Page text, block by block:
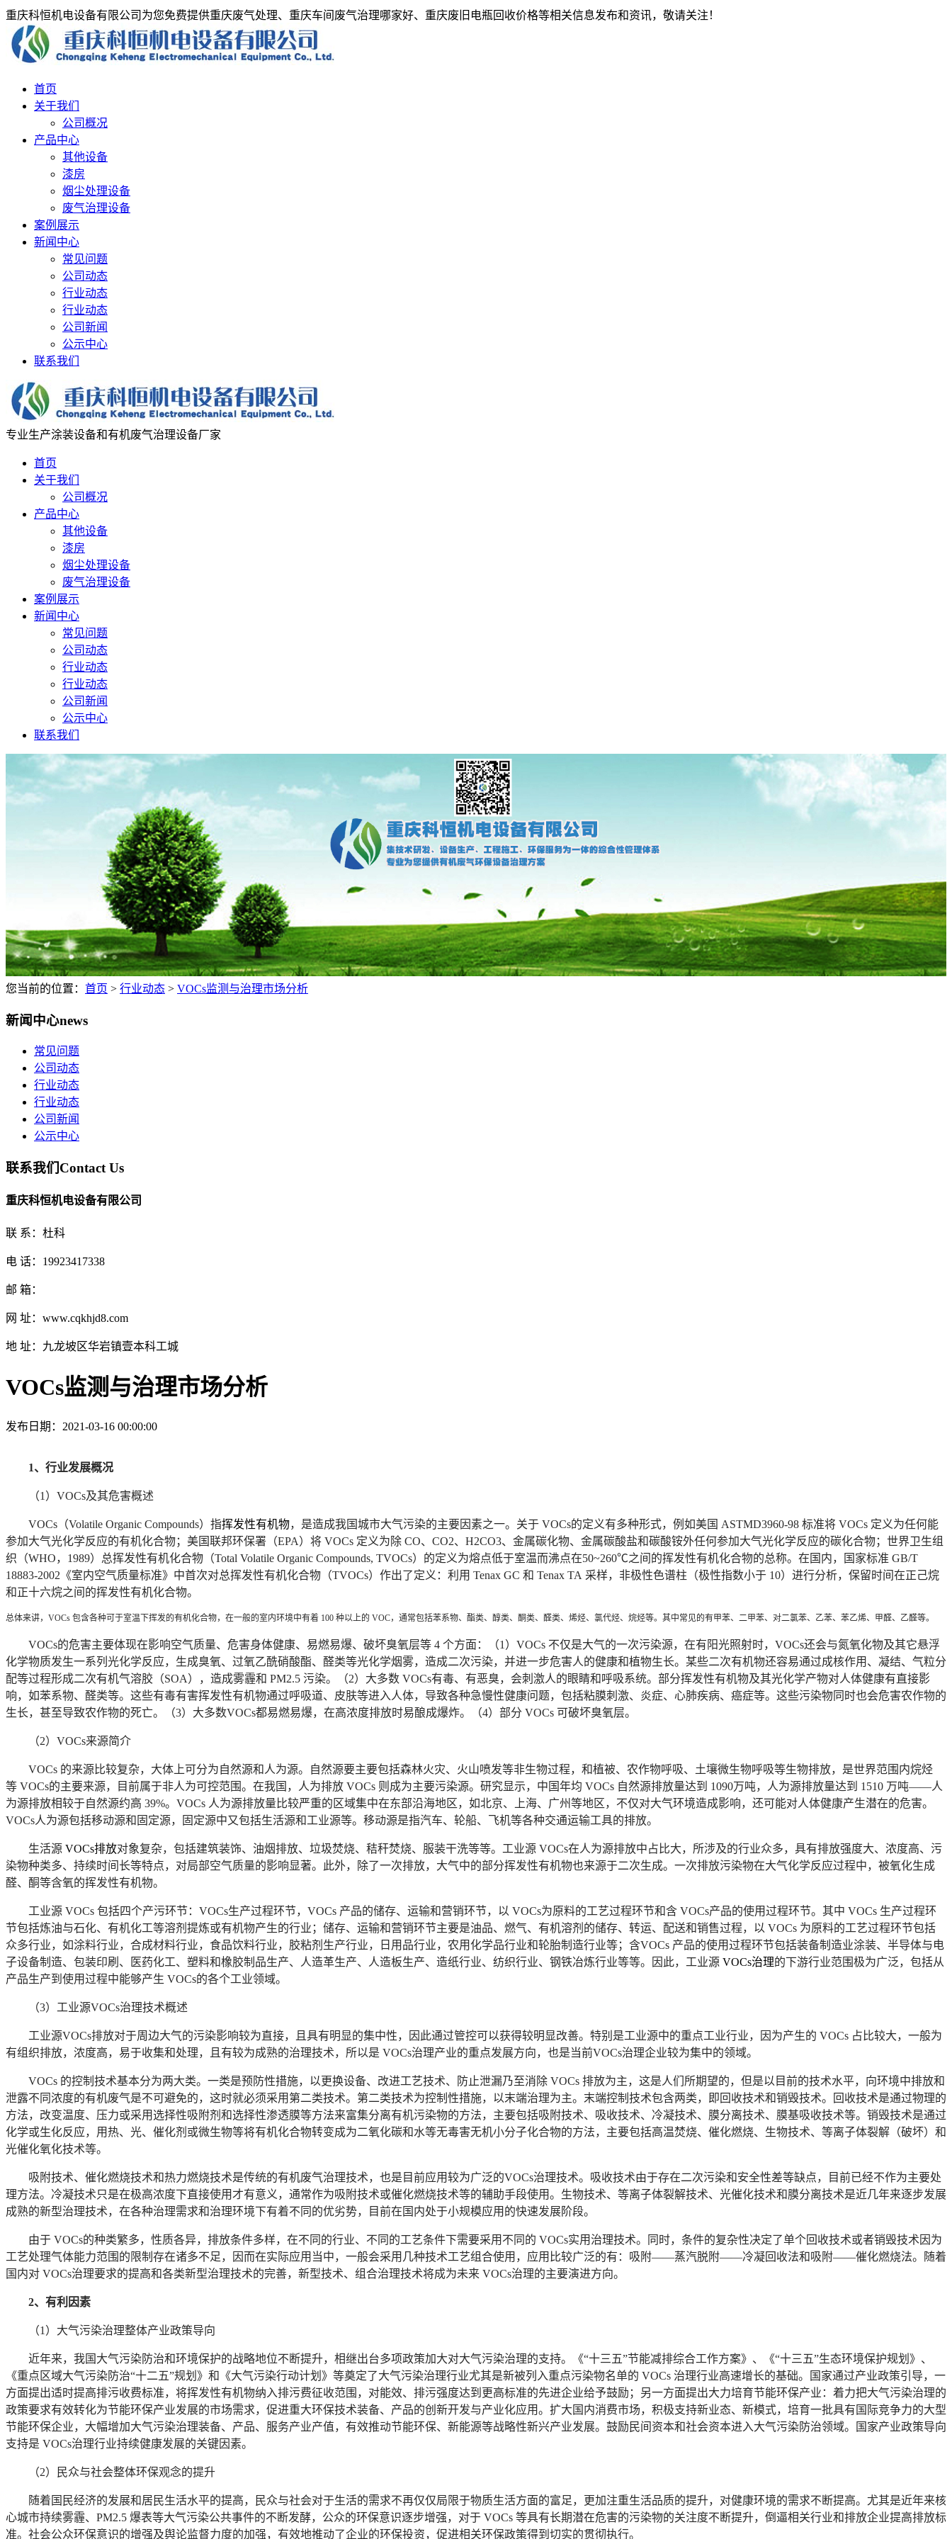
重庆科恒机电设备有限公司为您免费提供重庆废气处理、重庆车间废气治理哪家好、重庆废旧电瓶回收价格等相关信息发布和资讯，敬请关注！
首页
关于我们
公司概况
产品中心
其他设备
漆房
烟尘处理设备
废气治理设备
案例展示
新闻中心
常见问题
公司动态
行业动态
行业动态
公司新闻
公示中心
联系我们
专业生产涂装设备和有机废气治理设备厂家
首页
关于我们
公司概况
产品中心
其他设备
漆房
烟尘处理设备
废气治理设备
案例展示
新闻中心
常见问题
公司动态
行业动态
行业动态
公司新闻
公示中心
联系我们
您当前的位置： 首页 > 行业动态 > VOCs监测与治理市场分析
新闻中心news
常见问题
公司动态
行业动态
行业动态
公司新闻
公示中心
联系我们Contact Us
重庆科恒机电设备有限公司
联 系：杜科
电 话：19923417338
邮 箱：
网 址：www.cqkhjd8.com
地 址：九龙坡区华岩镇壹本科工城
VOCs监测与治理市场分析
发布日期：2021-03-16 00:00:00
1、行业发展概况
（1）VOCs及其危害概述
VOCs （Volatile Organic Compounds）指挥发性有机物，是造成我国城市大气污染的主要因素之一。关于 VOCs的定义有多种形式，例如美国 ASTMD3960-98 标准将 VOCs 定义为任何能
参加大气光化学反应的有机化合物；美国联邦环保署（EPA）将 VOCs 定义为除 CO、CO2、H2CO3、金属碳化物、金属碳酸盐和碳酸铵外任何参加大气光化学反应的碳化合物；世界卫生组
织（WHO，1989）总挥发性有机化合物（Total Volatile Organic Compounds, TVOCs）的定义为熔点低于室温而沸点在50~260℃之间的挥发性有机化合物的总称。在国内，国家标准 GB/T
18883-2002《室内空气质量标准》中首次对总挥发性有机化合物（TVOCs）作出了定义：利用 Tenax GC 和 Tenax TA 采样，非极性色谱柱（极性指数小于 10）进行分析，保留时间在正己烷
和正十六烷之间的挥发性有机化合物。
总体来讲，VOCs 包含各种可于室温下挥发的有机化合物，在一般的室内环境中有着 100 种以上的 VOC，通常包括苯系物、酯类、醇类、酮类、醛类、烯烃、氯代烃、烷烃等。其中常见的有甲苯、二甲苯、对二氯苯、乙苯、苯乙烯、甲醛、乙醛等。
VOCs的危害主要体现在影响空气质量、危害身体健康、易燃易爆、破坏臭氧层等 4 个方面：（1）VOCs 不仅是大气的一次污染源，在有阳光照射时，VOCs还会与氮氧化物及其它悬浮
化学物质发生一系列光化学反应，生成臭氧、过氧乙酰硝酸酯、醛类等光化学烟雾，造成二次污染，并进一步危害人的健康和植物生长。某些二次有机物还容易通过成核作用、凝结、气粒分
配等过程形成二次有机气溶胶（SOA），造成雾霾和 PM2.5 污染。（2）大多数 VOCs有毒、有恶臭，会刺激人的眼睛和呼吸系统。部分挥发性有机物及其光化学产物对人体健康有直接影
响，如苯系物、醛类等。这些有毒有害挥发性有机物通过呼吸道、皮肤等进入人体，导致各种急慢性健康问题，包括粘膜刺激、炎症、心肺疾病、癌症等。这些污染物同时也会危害农作物的
生长，甚至导致农作物的死亡。（3）大多数VOCs都易燃易爆，在高浓度排放时易酿成爆炸。（4）部分 VOCs 可破坏臭氧层。
（2）VOCs来源简介
VOCs 的来源比较复杂，大体上可分为自然源和人为源。自然源要主要包括森林火灾、火山喷发等非生物过程，和植被、农作物呼吸、土壤微生物呼吸等生物排放，是世界范围内烷烃
等 VOCs的主要来源，目前属于非人为可控范围。在我国，人为排放 VOCs 则成为主要污染源。研究显示，中国年均 VOCs 自然源排放量达到 1090万吨，人为源排放量达到 1510 万吨——人
为源排放相较于自然源约高 39%。VOCs 人为源排放量比较严重的区域集中在东部沿海地区，如北京、上海、广州等地区，不仅对大气环境造成影响，还可能对人体健康产生潜在的危害。
VOCs人为源包括移动源和固定源，固定源中又包括生活源和工业源等。移动源是指汽车、轮船、飞机等各种交通运输工具的排放。
生活源 VOCs排放对象复杂，包括建筑装饰、油烟排放、垃圾焚烧、秸秆焚烧、服装干洗等等。工业源 VOCs在人为源排放中占比大，所涉及的行业众多，具有排放强度大、浓度高、污
染物种类多、持续时间长等特点，对局部空气质量的影响显著。此外，除了一次排放，大气中的部分挥发性有机物也来源于二次生成。一次排放污染物在大气化学反应过程中，被氧化生成
醛、酮等含氧的挥发性有机物。
工业源 VOCs 包括四个产污环节：VOCs生产过程环节，VOCs 产品的储存、运输和营销环节，以 VOCs为原料的工艺过程环节和含 VOCs产品的使用过程环节。其中 VOCs 生产过程环
节包括炼油与石化、有机化工等溶剂提炼或有机物产生的行业；储存、运输和营销环节主要是油品、燃气、有机溶剂的储存、转运、配送和销售过程，以 VOCs 为原料的工艺过程环节包括
众多行业，如涂料行业，合成材料行业，食品饮料行业，胶粘剂生产行业，日用品行业，农用化学品行业和轮胎制造行业等；含VOCs 产品的使用过程环节包括装备制造业涂装、半导体与电
子设备制造、包装印刷、医药化工、塑料和橡胶制品生产、人造革生产、人造板生产、造纸行业、纺织行业、钢铁冶炼行业等等。因此，工业源 VOCs治理的下游行业范围极为广泛，包括从
产品生产到使用过程中能够产生 VOCs的各个工业领域。
（3）工业源VOCs治理技术概述
工业源VOCs排放对于周边大气的污染影响较为直接，且具有明显的集中性，因此通过管控可以获得较明显改善。特别是工业源中的重点工业行业，因为产生的 VOCs 占比较大，一般为
有组织排放，浓度高，易于收集和处理，且有较为成熟的治理技术，所以是 VOCs治理产业的重点发展方向，也是当前VOCs治理企业较为集中的领域。
VOCs 的控制技术基本分为两大类。一类是预防性措施，以更换设备、改进工艺技术、防止泄漏乃至消除 VOCs 排放为主，这是人们所期望的，但是以目前的技术水平，向环境中排放和
泄露不同浓度的有机废气是不可避免的，这时就必须采用第二类技术。第二类技术为控制性措施，以末端治理为主。末端控制技术包含两类，即回收技术和销毁技术。回收技术是通过物理的
方法，改变温度、压力或采用选择性吸附剂和选择性渗透膜等方法来富集分离有机污染物的方法，主要包括吸附技术、吸收技术、冷凝技术、膜分离技术、膜基吸收技术等。销毁技术是通过
化学或生化反应，用热、光、催化剂或微生物等将有机化合物转变成为二氧化碳和水等无毒害无机小分子化合物的方法，主要包括高温焚烧、催化燃烧、生物技术、等离子体裂解（破坏）和
光催化氧化技术等。
吸附技术、催化燃烧技术和热力燃烧技术是传统的有机废气治理技术，也是目前应用较为广泛的VOCs治理技术。吸收技术由于存在二次污染和安全性差等缺点，目前已经不作为主要处
理方法。冷凝技术只是在极高浓度下直接使用才有意义，通常作为吸附技术或催化燃烧技术等的辅助手段使用。生物技术、等离子体裂解技术、光催化技术和膜分离技术是近几年来逐步发展
成熟的新型治理技术，在各种治理需求和治理环境下有着不同的优劣势，目前在国内处于小规模应用的快速发展阶段。
由于 VOCs的种类繁多，性质各异，排放条件多样，在不同的行业、不同的工艺条件下需要采用不同的 VOCs实用治理技术。同时，条件的复杂性决定了单个回收技术或者销毁技术因为
工艺处理气体能力范围的限制存在诸多不足，因而在实际应用当中，一般会采用几种技术工艺组合使用，应用比较广泛的有：吸附——蒸汽脱附——冷凝回收法和吸附——催化燃烧法。随着
国内对 VOCs治理要求的提高和各类新型治理技术的完善，新型技术、组合治理技术将成为未来 VOCs治理的主要演进方向。
2、有利因素
（1）大气污染治理整体产业政策导向
近年来，我国大气污染防治和环境保护的战略地位不断提升，相继出台多项政策加大对大气污染治理的支持。《“十三五”节能减排综合工作方案》、《“十三五”生态环境保护规划》、
《重点区域大气污染防治“十二五”规划》和《大气污染行动计划》等奠定了大气污染治理行业尤其是新被列入重点污染物名单的 VOCs 治理行业高速增长的基础。国家通过产业政策引导，一
方面提出适时提高排污收费标准，将挥发性有机物纳入排污费征收范围，对能效、排污强度达到更高标准的先进企业给予鼓励；另一方面提出大力培育节能环保产业：着力把大气污染治理的
政策要求有效转化为节能环保产业发展的市场需求，促进重大环保技术装备、产品的创新开发与产业化应用。扩大国内消费市场，积极支持新业态、新模式，培育一批具有国际竞争力的大型
节能环保企业，大幅增加大气污染治理装备、产品、服务产业产值，有效推动节能环保、新能源等战略性新兴产业发展。鼓励民间资本和社会资本进入大气污染防治领域。国家产业政策导向
支持是 VOCs治理行业持续健康发展的关键因素。
（2）民众与社会整体环保观念的提升
随着国民经济的发展和居民生活水平的提高，民众与社会对于生活的需求不再仅仅局限于物质生活方面的富足，更加注重生活品质的提升，对健康环境的需求不断提高。尤其是近年来核
心城市持续雾霾、PM2.5 爆表等大气污染公共事件的不断发酵，公众的环保意识逐步增强，对于 VOCs 等具有长期潜在危害的污染物的关注度不断提升，倒逼相关行业和排放企业提高排放标
准。社会公众环保意识的增强及舆论监督力度的加强，有效地推动了企业的环保投资，促进相关环保政策得到切实的贯彻执行。